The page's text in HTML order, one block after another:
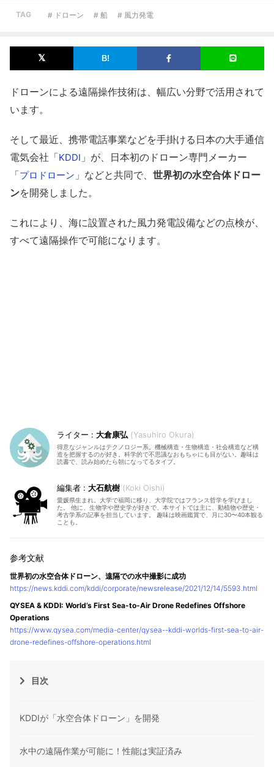
TAG # ドローン # 船 # 風力発電
ドローンによる遠隔操作技術は、幅広い分野で活用されて
います。
そして最近、携帯電話事業などを手掛ける日本の大手通信
電気会社「KDDI 」が、日本初のドローン専門メーカー
「プロドローン 」などと共同で、 世界初の水空合体ドロー
ンを開発しました。
これにより、海に設置された風力発電設備などの点検が、
すべて遠隔操作で可能になります。
大倉康弘 Yasuhiro Okura
得意なジャンルはテクノロジー系。機械構造・生物構造・社会構造など構
造を把握するのが好き。科学的で不思議なおもちゃにも目がない。趣味は
読書で、読み始めたら朝になってるタイプ。
大石航樹 Koki Oishi
愛媛県生まれ。大学で福岡に移り、大学院ではフランス哲学を学びまし
た。 他に、生物学や歴史学が好きで、本サイトでは主に、動植物や歴史・
考古学系の記事を担当しています。 趣味は映画鑑賞で、月に30〜40本観る
ことも。
世界初の水空合体ドローン、遠隔での水中撮影に成功
https://news.kddi.com/kddi/corporate/newsrelease/2021/12/14/5593.html
QYSEA & KDDI: World’s First Sea-to-Air Drone Redefines Offshore
Operations
https://www.qysea.com/media-center/qysea--kddi-worlds-first-sea-to-air-
drone-redefines-offshore-operations.html
目次
KDDIが「水空合体ドローン」を開発
水中の遠隔作業が可能に！性能は実証済み